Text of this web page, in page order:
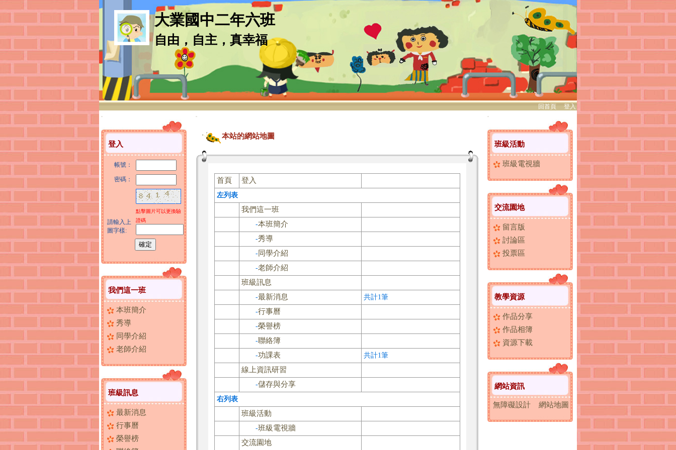
大業國中二年六班
自由，自主，真幸福
回首頁 登入
:::
登入
帳號：
密碼：
請輸入上
圖字樣:
點擊圖片可以更換驗
證碼
我們這一班
本班簡介
秀導
同學介紹
老師介紹
班級訊息
最新消息
行事曆
榮譽榜
:::
本站的網站地圖
首頁 登入
左列表
我們這一班
-本班簡介
-秀導
-同學介紹
-老師介紹
班級訊息
-最新消息
共計1筆
-行事曆
-榮譽榜
-聯絡簿
-功課表 共計1筆
線上資訊研習
-儲存與分享
右列表
班級活動
-班級電視牆
交流園地
:::
班級活動
班級電視牆
交流園地
留言版
討論區
投票區
教學資源
作品分享
作品相簿
資源下載
網站資訊
無障礙設計 網站地圖